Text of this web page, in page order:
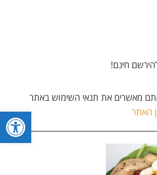
חינם!
מאשרים את תנאי השימוש באתר
האתר פתח